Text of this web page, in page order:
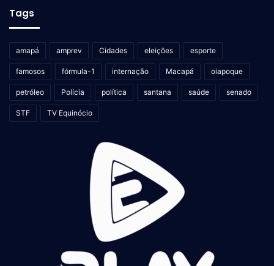
Tags
amapá amprev Cidades eleições esporte
famosos fórmula-1 internação Macapá oiapoque
petróleo Polícia política santana saúde senado
STF TV Equinócio